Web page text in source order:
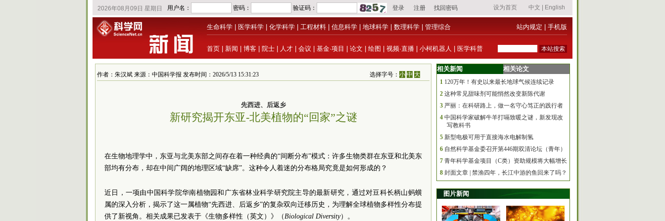
生命科学 医学科学 化学科学 工程材料 信息科学 地球科学 数理科学 管理综合 站内规定 手机版
首页 新闻 博客 院士 人才 会议 基金·项目 论文 绘图 视频·直播 小柯机器人 医学科普
作者：朱汉斌 来源：中国科学报 发布时间：2026/5/13 15:31:23 选择字号：小 中 大
先西进、后返乡
新研究揭开东亚-北美植物的“回家”之谜
在生物地理学中，东亚与北美东部之间存在着一种经典的“间断分布”模式：许多生物类群在东亚和北美东
部均有分布，却在中间广阔的地理区域“缺席”。这种令人着迷的分布格局究竟是如何形成的？
近日，一项由中国科学院华南植物园和广东省林业科学研究院主导的最新研究，通过对豆科长柄山蚂蟥
属的深入分析，揭示了这一属植物“先西进、后返乡”的复杂双向迁移历史，为理解全球植物多样性分布提
供了新视角。相关成果已发表于《生物多样性（英文）》（Biological Diversity）。
相关新闻 相关论文
1 120万年！有史以来最长地球气候连续记录
2 这种常见甜味剂可能悄然改变新陈代谢
3 严丽：在科研路上，做一名守心笃正的践行者
4 中国科学家破解牛羊打嗝致暖之谜，新发现改
写教科书
5 新型电极可用于直接海水电解制氢
6 自然科学基金委召开第446期双清论坛（青年）
7 青年科学基金项目（C类）资助规模将大幅增长
8 封面文章 | 禁渔四年，长江中游的鱼回来了吗？
图片新闻